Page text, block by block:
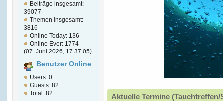
Beiträge insgesamt:
39077
Themen insgesamt:
3816
Online Today: 136
Online Ever: 1774
(07. Juni 2026, 17:37:05)
Benutzer Online
Users: 0
Guests: 82
Total: 82
Aktuelle Termine